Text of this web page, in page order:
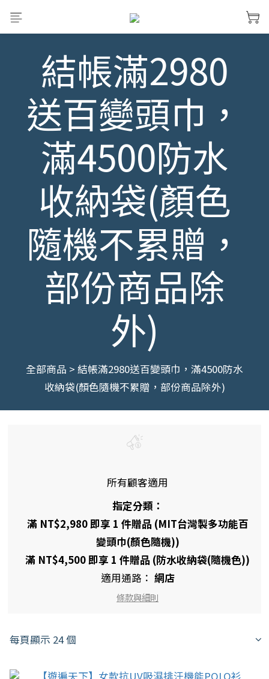
結帳滿2980
送百變頭巾，
滿4500防水
收納袋(顏色
隨機不累贈，
部份商品除
外)
全部商品 > 結帳滿2980送百變頭巾，滿4500防水
收納袋(顏色隨機不累贈，部份商品除外)
所有顧客適用
指定分類：
滿 NT$2,980 即享 1 件贈品 (MIT台灣製多功能百
變頭巾(顏色隨機))
滿 NT$4,500 即享 1 件贈品 (防水收納袋(隨機色))
適用通路： 網店
條款與細則
每頁顯示 24 個